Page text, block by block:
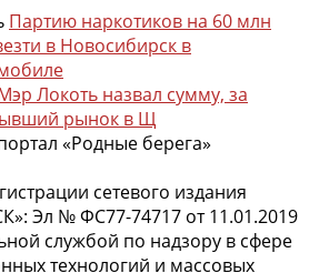
Партию наркотиков на 60 млн
в Новосибирск в
Локоть назвал сумму, за
рынок в Щ
«Родные берега»
сетевого издания
Эл № ФС77-74717 от 11.01.2019
службой по надзору в сфере
технологий и массовых